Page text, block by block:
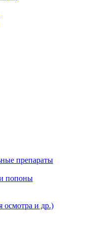
препараты
попоны
осмотра и др.)